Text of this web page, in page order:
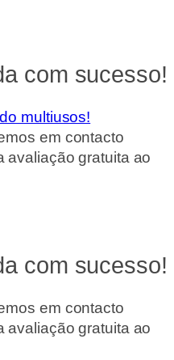
com sucesso!
multiusos!
em contacto
avaliação gratuita ao
com sucesso!
em contacto
avaliação gratuita ao